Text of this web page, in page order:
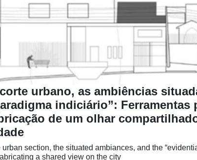
urbano, as ambiências
indiciário”: Ferramentas
de um olhar
urban section, the situated ambiances, and the
a shared view on the city